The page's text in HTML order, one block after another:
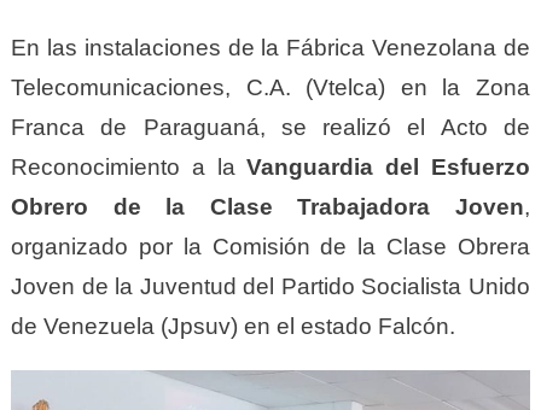
En las instalaciones de la Fábrica Venezolana de
Telecomunicaciones, C.A. (Vtelca) en la Zona
Franca de Paraguaná, se realizó el Acto de
Reconocimiento a laVanguardia del Esfuerzo
Obrero de la Clase Trabajadora Joven,
organizado por la Comisión de la Clase Obrera
Joven de la Juventud del Partido Socialista Unido
de Venezuela (Jpsuv) en el estado Falcón.